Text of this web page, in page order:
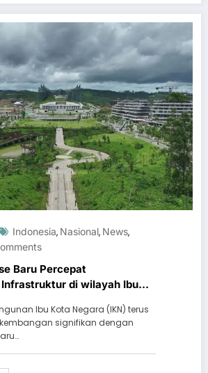
Indonesia, Nasional, News,
Baru Percepat
Infrastruktur di wilayah Ibu
Ibu Kota Negara (IKN) terus
signifikan dengan